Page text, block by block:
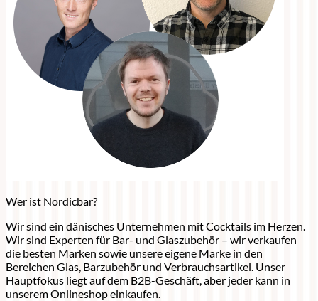
Wer ist Nordicbar?
Wir sind ein dänisches Unternehmen mit Cocktails im Herzen.
Wir sind Experten für Bar- und Glaszubehör – wir verkaufen
die besten Marken sowie unsere eigene Marke in den
Bereichen Glas, Barzubehör und Verbrauchsartikel. Unser
Hauptfokus liegt auf dem B2B-Geschäft, aber jeder kann in
unserem Onlineshop einkaufen.